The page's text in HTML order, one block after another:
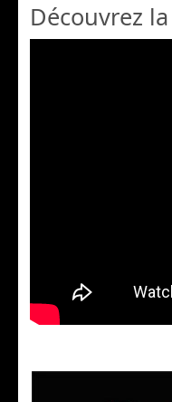
Découvrez